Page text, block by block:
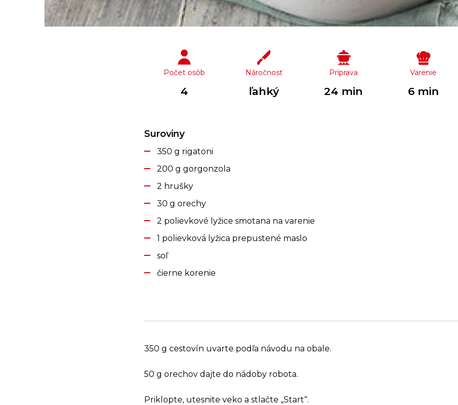
Počet osôb
4
Náročnosť
ľahký
Príprava
24 min
Varenie
6 min
Suroviny
350 g rigatoni
200 g gorgonzola
2 hrušky
30 g orechy
2 polievkové lyžice smotana na varenie
1 polievková lyžica prepustené maslo
soľ
čierne korenie
350 g cestovín uvarte podľa návodu na obale.
50 g orechov dajte do nádoby robota.
Priklopte, utesnite veko a stlačte „Start“.